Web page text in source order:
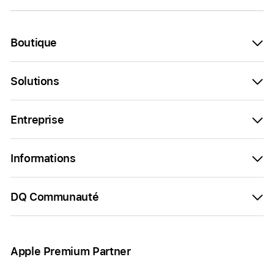
Boutique
Solutions
Entreprise
Informations
DQ Communauté
Apple Premium Partner